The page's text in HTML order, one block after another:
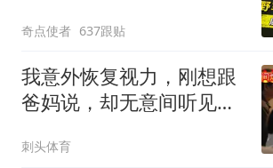
奇点使者 637跟贴
我意外恢复视力，刚想跟
爸妈说，却无意间听见妹
刺头体育